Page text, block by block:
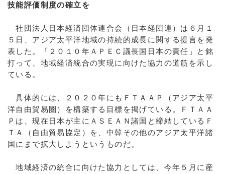
技能評価制度の確立を
社団法人日本経済団体連合会（日本経団連）は６月１
５日、アジア太平洋地域の持続的成長に関する提言を発
表した。「２０１０年ＡＰＥＣ議長国日本の責任」と銘
打って、地域経済統合の実現に向けた協力の道筋を示し
ている。
具体的には、２０２０年にもＦＴＡＡＰ（アジア太平
洋自由貿易圏）を構築する目標を掲げている。ＦＴＡＡ
Ｐは、現在日本が主にＡＳＥＡＮ諸国と締結しているＦ
ＴＡ（自由貿易協定）を、中韓その他のアジア太平洋諸
国にまで拡大しようというものだ。
地域経済の統合に向けた協力としては、今年５月に産